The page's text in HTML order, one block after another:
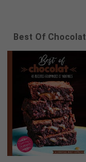
Best Of Chocolat